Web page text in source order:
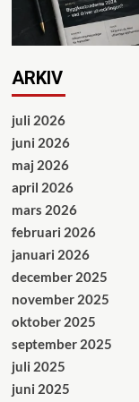
ARKIV
juli 2026
juni 2026
maj 2026
april 2026
mars 2026
februari 2026
januari 2026
december 2025
november 2025
oktober 2025
september 2025
juli 2025
juni 2025